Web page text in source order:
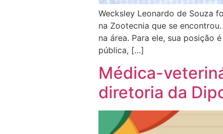
Wecksley Leonardo de Souza
na Zootecnia que se
na área. Para ele, sua posição
pública, […]
Médica-
diretoria da